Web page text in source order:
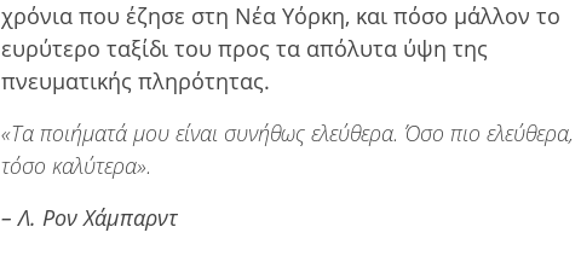
χρόνια που έζησε στη Νέα Υόρκη, και πόσο μάλλον το
ευρύτερο ταξίδι του προς τα απόλυτα ύψη της
πνευματικής πληρότητας.
«Τα ποιήματά μου είναι συνήθως ελεύθερα. Όσο πιο ελεύθερα,
τόσο καλύτερα».
– Λ. Ρον Χάμπαρντ